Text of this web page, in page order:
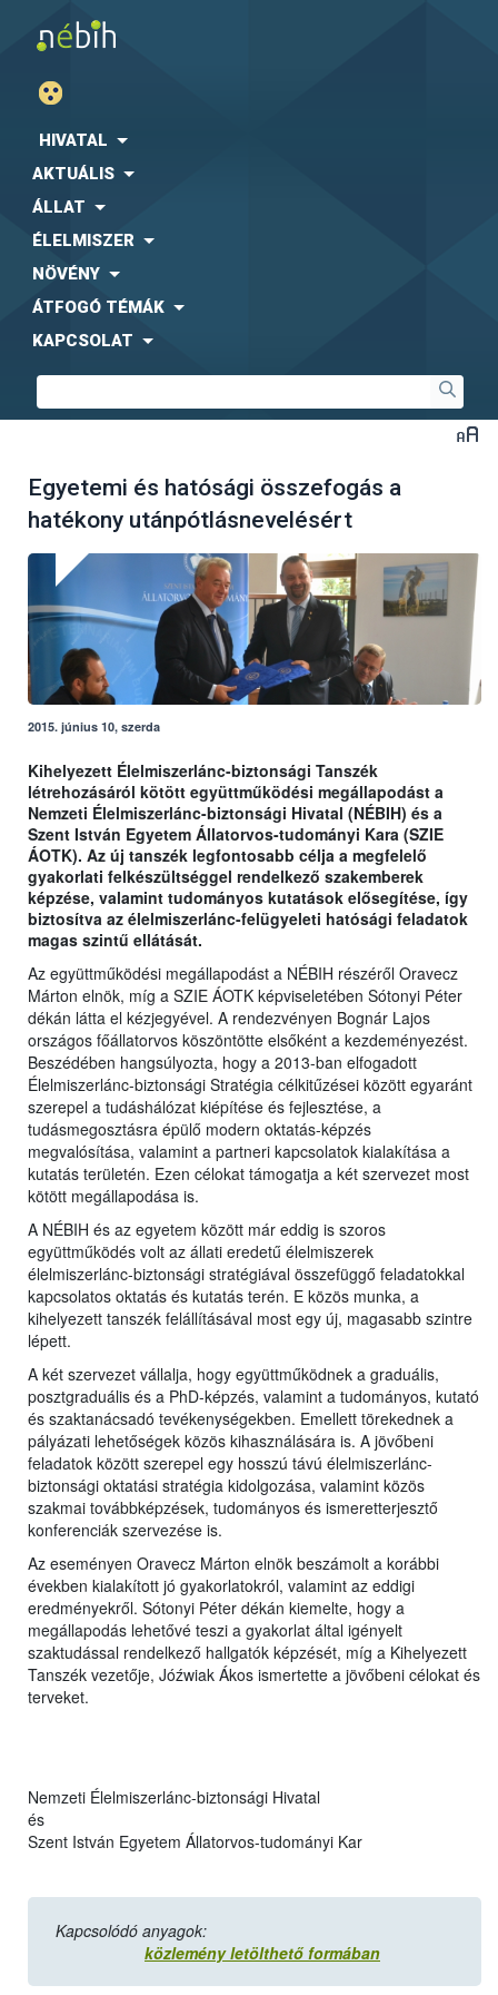
HIVATAL
AKTUÁLIS
ÁLLAT
ÉLELMISZER
NÖVÉNY
ÁTFOGÓ TÉMÁK
KAPCSOLAT
Egyetemi és hatósági összefogás a
hatékony utánpótlásnevelésért
2015. június 10, szerda
Kihelyezett Élelmiszerlánc-biztonsági Tanszék
létrehozásáról kötött együttműködési megállapodást a
Nemzeti Élelmiszerlánc-biztonsági Hivatal (NÉBIH) és a
Szent István Egyetem Állatorvos-tudományi Kara (SZIE
ÁOTK). Az új tanszék legfontosabb célja a megfelelő
gyakorlati felkészültséggel rendelkező szakemberek
képzése, valamint tudományos kutatások elősegítése, így
biztosítva az élelmiszerlánc-felügyeleti hatósági feladatok
magas szintű ellátását.
Az együttműködési megállapodást a NÉBIH részéről Oravecz
Márton elnök, míg a SZIE ÁOTK képviseletében Sótonyi Péter
dékán látta el kézjegyével. A rendezvényen Bognár Lajos
országos főállatorvos köszöntötte elsőként a kezdeményezést.
Beszédében hangsúlyozta, hogy a 2013-ban elfogadott
Élelmiszerlánc-biztonsági Stratégia célkitűzései között egyaránt
szerepel a tudáshálózat kiépítése és fejlesztése, a
tudásmegosztásra épülő modern oktatás-képzés
megvalósítása, valamint a partneri kapcsolatok kialakítása a
kutatás területén. Ezen célokat támogatja a két szervezet most
kötött megállapodása is.
A NÉBIH és az egyetem között már eddig is szoros
együttműködés volt az állati eredetű élelmiszerek
élelmiszerlánc-biztonsági stratégiával összefüggő feladatokkal
kapcsolatos oktatás és kutatás terén. E közös munka, a
kihelyezett tanszék felállításával most egy új, magasabb szintre
lépett.
A két szervezet vállalja, hogy együttműködnek a graduális,
posztgraduális és a PhD-képzés, valamint a tudományos, kutató
és szaktanácsadó tevékenységekben. Emellett törekednek a
pályázati lehetőségek közös kihasználására is. A jövőbeni
feladatok között szerepel egy hosszú távú élelmiszerlánc-
biztonsági oktatási stratégia kidolgozása, valamint közös
szakmai továbbképzések, tudományos és ismeretterjesztő
konferenciák szervezése is.
Az eseményen Oravecz Márton elnök beszámolt a korábbi
években kialakított jó gyakorlatokról, valamint az eddigi
eredményekről. Sótonyi Péter dékán kiemelte, hogy a
megállapodás lehetővé teszi a gyakorlat által igényelt
szaktudással rendelkező hallgatók képzését, míg a Kihelyezett
Tanszék vezetője, Jóźwiak Ákos ismertette a jövőbeni célokat és
terveket.
Nemzeti Élelmiszerlánc-biztonsági Hivatal
és
Szent István Egyetem Állatorvos-tudományi Kar
Kapcsolódó anyagok:
közlemény letölthető formában